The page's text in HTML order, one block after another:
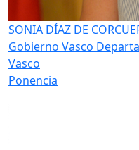
SONIA DÍAZ DE
Gobierno Vasco
Vasco
Ponencia